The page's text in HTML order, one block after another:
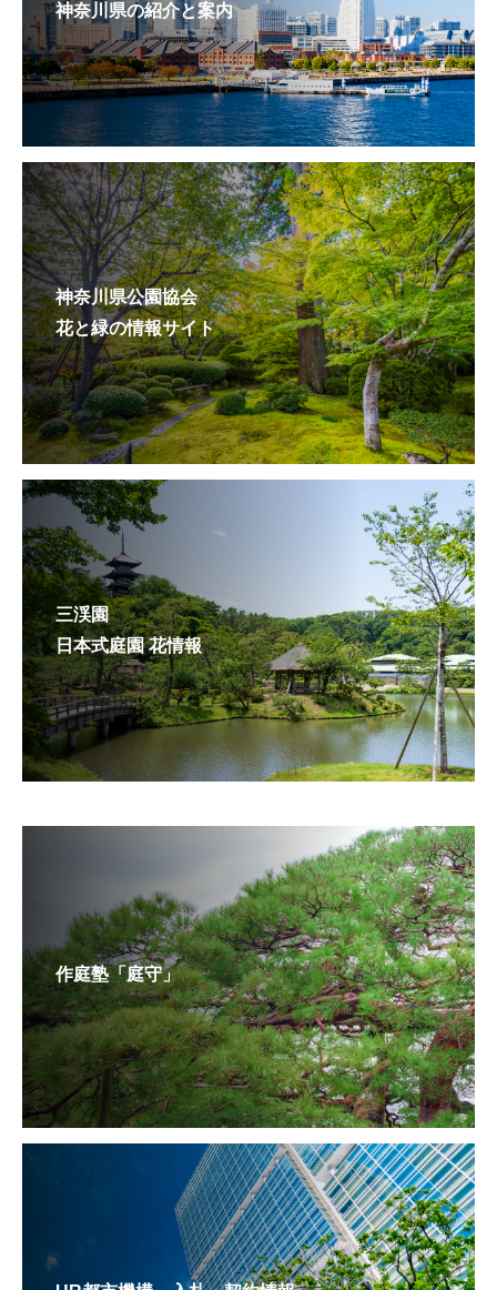
神奈川県の紹介と案内
神奈川県公園協会
花と緑の情報サイト
三渓園
日本式庭園 花情報
作庭塾「庭守」